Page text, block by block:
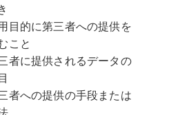
目的に第三者への提供を
こと
者に提供されるデータの
者への提供の手段または